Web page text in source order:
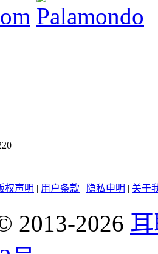
权声明 | 用户条款 | 隐私申明 | 关于
2013-2026